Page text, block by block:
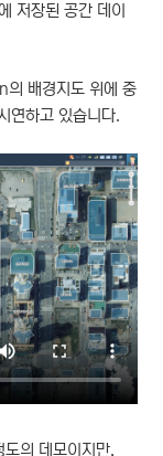
저장된 공간 데이
의 배경지도 위에 중
연하고 있습니다.
의 데모이지만,